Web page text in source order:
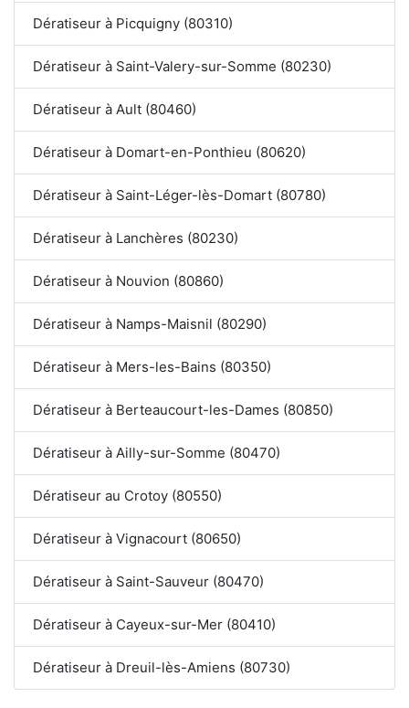
Dératiseur à Picquigny (80310)
Dératiseur à Saint-Valery-sur-Somme (80230)
Dératiseur à Ault (80460)
Dératiseur à Domart-en-Ponthieu (80620)
Dératiseur à Saint-Léger-lès-Domart (80780)
Dératiseur à Lanchères (80230)
Dératiseur à Nouvion (80860)
Dératiseur à Namps-Maisnil (80290)
Dératiseur à Mers-les-Bains (80350)
Dératiseur à Berteaucourt-les-Dames (80850)
Dératiseur à Ailly-sur-Somme (80470)
Dératiseur au Crotoy (80550)
Dératiseur à Vignacourt (80650)
Dératiseur à Saint-Sauveur (80470)
Dératiseur à Cayeux-sur-Mer (80410)
Dératiseur à Dreuil-lès-Amiens (80730)